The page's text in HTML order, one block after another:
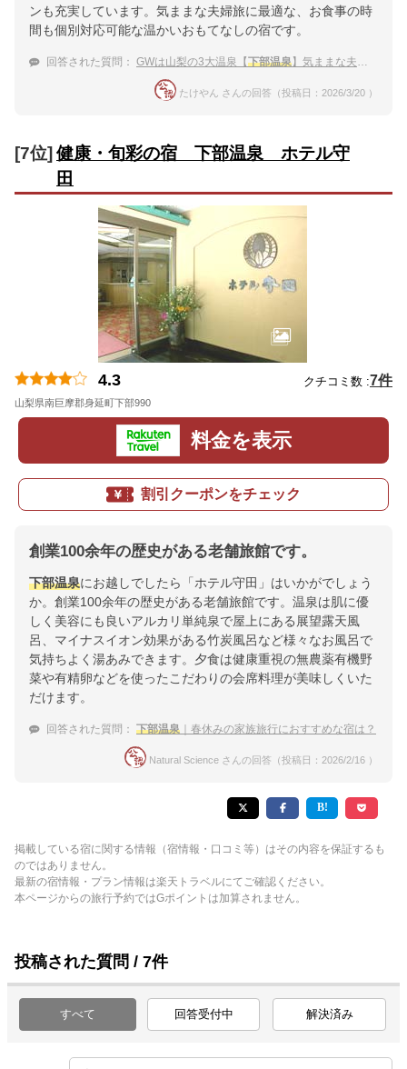
ンも充実しています。気ままな夫婦旅に最適な、お食事の時
間も個別対応可能な温かいおもてなしの宿です。
回答された質問： GWは山梨の3大温泉【下部温泉】気ままな夫婦旅。1万円以下で泊まれる宿は？
たけやん さんの回答（投稿日：2026/3/20 ）
[7位]健康・旬彩の宿 下部温泉 ホテル守
田
4.3 クチコミ数 :7件
山梨県南巨摩郡身延町下部990
料金を表示
割引クーポンをチェック
創業100余年の歴史がある老舗旅館です。
下部温泉にお越しでしたら「ホテル守田」はいかがでしょう
か。創業100余年の歴史がある老舗旅館です。温泉は肌に優
しく美容にも良いアルカリ単純泉で屋上にある展望露天風
呂、マイナスイオン効果がある竹炭風呂など様々なお風呂で
気持ちよく湯あみできます。夕食は健康重視の無農薬有機野
菜や有精卵などを使ったこだわりの会席料理が美味しくいた
だけます。
回答された質問： 下部温泉 ｜春休みの家族旅行におすすめな宿は？
Natural Science さんの回答（投稿日：2026/2/16 ）
掲載している宿に関する情報（宿情報・口コミ等）はその内容を保証するも
のではありません。
最新の宿情報・プラン情報は楽天トラベルにてご確認ください。
本ページからの旅行予約ではGポイントは加算されません。
投稿された質問 / 7件
すべて 回答受付中 解決済み